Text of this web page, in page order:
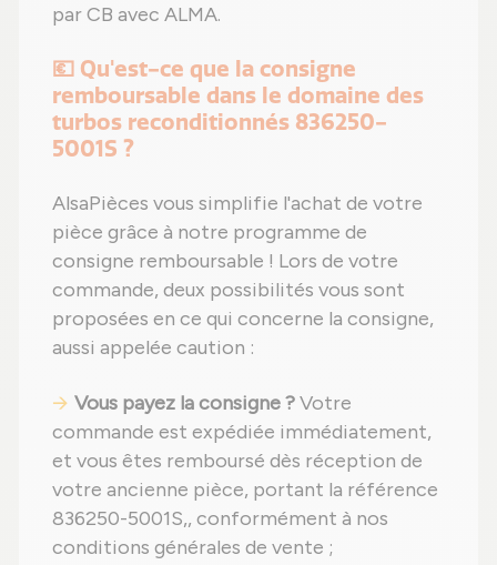
par CB avec ALMA.
💶 Qu'est-ce que la consigne
remboursable dans le domaine des
turbos reconditionnés 836250-
5001S ?
AlsaPièces vous simplifie l'achat de votre
pièce grâce à notre programme de
consigne remboursable ! Lors de votre
commande, deux possibilités vous sont
proposées en ce qui concerne la consigne,
aussi appelée caution :
Vous payez la consigne ?Votre
commande est expédiée immédiatement,
et vous êtes remboursé dès réception de
votre ancienne pièce, portant la référence
836250-5001S,, conformément à nos
conditions générales de vente ;